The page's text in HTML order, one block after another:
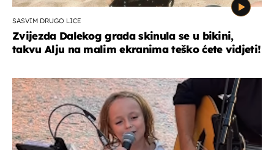
SASVIM DRUGO LICE
Zvijezda Dalekog grada skinula se u bikini,
takvu Alju na malim ekranima teško ćete vidjeti!